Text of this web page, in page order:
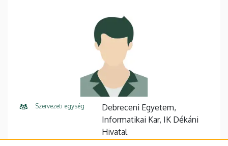
Szervezeti egység
Debreceni Egyetem,
Informatikai Kar, IK Dékáni
Hivatal